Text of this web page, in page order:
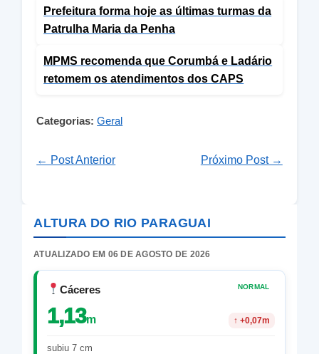
Prefeitura forma hoje as últimas turmas da
Patrulha Maria da Penha
MPMS recomenda que Corumbá e Ladário
retomem os atendimentos dos CAPS
Categorias: Geral
← Post Anterior Próximo Post →
ALTURA DO RIO PARAGUAI
ATUALIZADO EM 06 DE AGOSTO DE 2026
Cáceres NORMAL
1,13m ↑ +0,07m
subiu 7 cm